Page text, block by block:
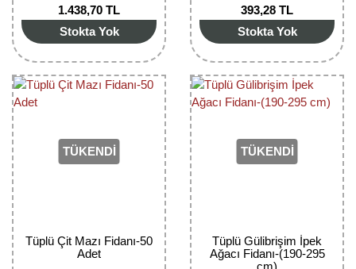
1.438,70 TL
Stokta Yok
393,28 TL
Stokta Yok
TÜKENDİ
Tüplü Çit Mazı Fidanı-50
Adet
TÜKENDİ
Tüplü Gülibrişim İpek
Ağacı Fidanı-(190-295
cm)